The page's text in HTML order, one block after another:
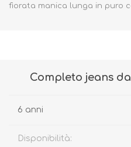
fiorata manica lunga in puro
Completo jeans
6 anni
Disponibilità: